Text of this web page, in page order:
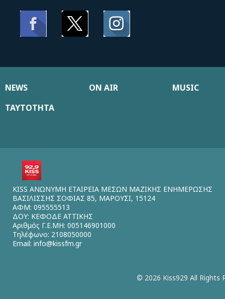
NEWS ON AIR
MUSIC
ΤΑΥΤΟΤΗΤΑ
KISS ΑΝΩΝΥΜΗ ΕΤΑΙΡΕΙΑ ΜΕΣΩΝ ΜΑΖΙΚΗΣ ΕΝΗΜΕΡΩΣΗΣ
ΒΑΣΙΛΙΣΣΗΣ ΣΟΦΙΑΣ 85, ΜΑΡΟΥΣΙ, 15124
ΑΦΜ: 095555513
ΔΟΥ: ΚΕΦΟΔΕ ΑΤΤΙΚΗΣ
Αριθμός Γ.Ε.ΜΗ: 005146901000
Τηλέφωνο: 2108050000
Email: info@kissfm.gr
© 2026 Kiss929 All Rights